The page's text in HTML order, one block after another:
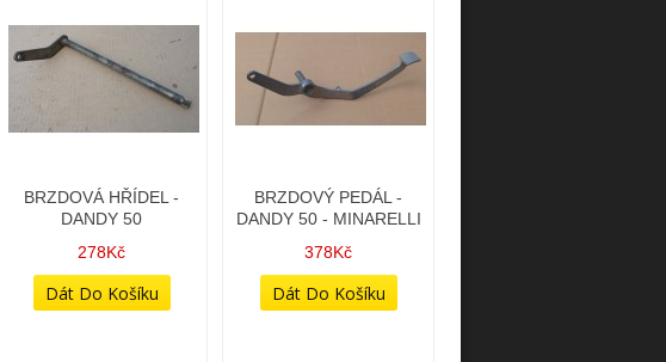
BRZDOVÁ HŘÍDEL -
DANDY 50
278Kč
BRZDOVÝ PEDÁL -
DANDY 50 - MINARELLI
378Kč